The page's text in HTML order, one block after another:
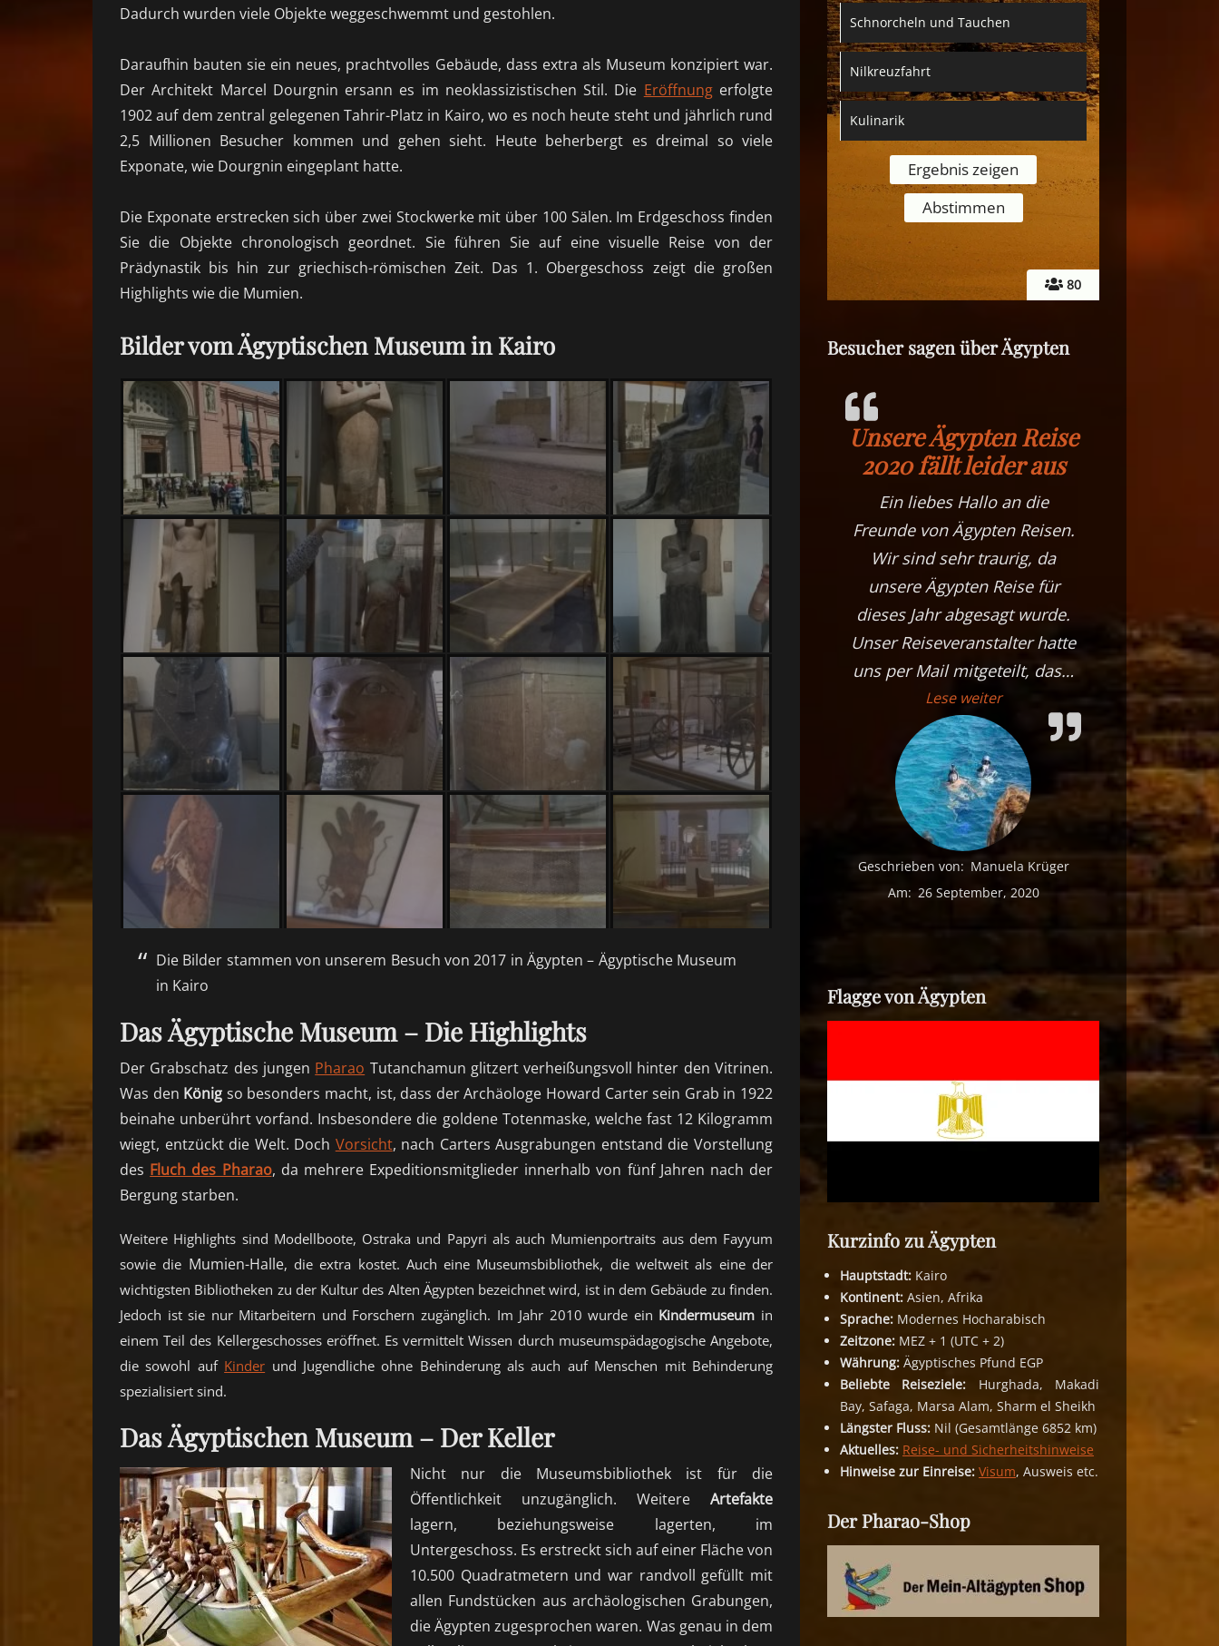
Dadurch wurden viele Objekte weggeschwemmt und gestohlen.
Daraufhin bauten sie ein neues, prachtvolles Gebäude, dass extra als Museum konzipiert war.
Der Architekt Marcel Dourgnin ersann es im neoklassizistischen Stil. Die Eröffnungerfolgte
1902 auf dem zentral gelegenen Tahrir-Platz in Kairo, wo es noch heute steht und jährlich rund
2,5 Millionen Besucher kommen und gehen sieht. Heute beherbergt es dreimal so viele
Exponate, wie Dourgnin eingeplant hatte.
Die Exponate erstrecken sich über zwei Stockwerke mit über 100 Sälen. Im Erdgeschoss finden
Sie die Objekte chronologisch geordnet. Sie führen Sie auf eine visuelle Reise von der
Prädynastik bis hin zur griechisch-römischen Zeit. Das 1. Obergeschoss zeigt die großen
Highlights wie die Mumien.
Bilder vom Ägyptischen Museum in Kairo
Die Bilder stammen von unserem Besuch von 2017 in Ägypten – Ägyptische Museum
in Kairo
Das Ägyptische Museum – Die Highlights
Der Grabschatz des jungen Pharao Tutanchamun glitzert verheißungsvoll hinter den Vitrinen.
Was den König so besonders macht, ist, dass der Archäologe Howard Carter sein Grab in 1922
beinahe unberührt vorfand. Insbesondere die goldene Totenmaske, welche fast 12 Kilogramm
wiegt, entzückt die Welt. Doch Vorsicht, nach Carters Ausgrabungen entstand die Vorstellung
des Fluch des Pharao, da mehrere Expeditionsmitglieder innerhalb von fünf Jahren nach der
Bergung starben.
Weitere Highlights sind Modellboote, Ostraka und Papyri als auch Mumienportraits aus dem Fayyum
sowie die Mumien-Halle, die extra kostet. Auch eine Museumsbibliothek, die weltweit als eine der
wichtigsten Bibliotheken zu der Kultur des Alten Ägypten bezeichnet wird, ist in dem Gebäude zu finden.
Jedoch ist sie nur Mitarbeitern und Forschern zugänglich. Im Jahr 2010 wurde ein Kindermuseum in
einem Teil des Kellergeschosses eröffnet. Es vermittelt Wissen durch museumspädagogische Angebote,
die sowohl auf Kinder und Jugendliche ohne Behinderung als auch auf Menschen mit Behinderung
spezialisiert sind.
Das Ägyptischen Museum – Der Keller
Nicht nur die Museumsbibliothek ist für die
Öffentlichkeit unzugänglich. Weitere Artefakte
lagern, beziehungsweise lagerten, im
Untergeschoss. Es erstreckt sich auf einer Fläche von
10.500 Quadratmetern und war randvoll gefüllt mit
allen Fundstücken aus archäologischen Grabungen,
die Ägypten zugesprochen waren. Was genau in dem
80
Schnorcheln und Tauchen
Nilkreuzfahrt
Kulinarik
Besucher sagen über Ägypten
Unsere Ägypten Reise
2020 fällt leider aus
Ein liebes Hallo an die
Freunde von Ägypten Reisen.
Wir sind sehr traurig, da
unsere Ägypten Reise für
dieses Jahr abgesagt wurde.
Unser Reiseveranstalter hatte
uns per Mail mitgeteilt, das…
Lese weiter„Unsere Ägypten Reise 2020
Geschrieben von: Manuela Krüger
Am: 26 September, 2020
Flagge von Ägypten
Kurzinfo zu Ägypten
Hauptstadt: Kairo
Kontinent: Asien, Afrika
Sprache: Modernes Hocharabisch
Zeitzone: MEZ + 1 (UTC + 2)
Währung: Ägyptisches Pfund EGP
Beliebte Reiseziele: Hurghada, Makadi
Bay, Safaga, Marsa Alam, Sharm el Sheikh
Längster Fluss: Nil (Gesamtlänge 6852 km)
Aktuelles: Reise- und Sicherheitshinweise
Hinweise zur Einreise: Visum, Ausweis etc.
Der Pharao-Shop